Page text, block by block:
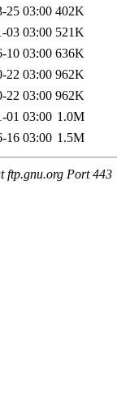
25 03:00 402K
03 03:00 521K
10 03:00 636K
22 03:00 962K
22 03:00 962K
01 03:00 1.0M
16 03:00 1.5M
ftp.gnu.org Port 443